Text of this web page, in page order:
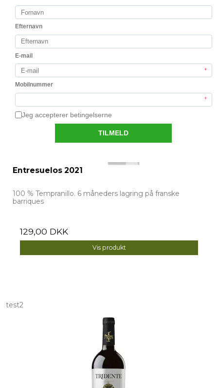
test2
Entresuelos 2021
100 % Tempranillo. 6 måneders lagring på franske
barriques
129,00 DKK
Vis produkt
test2